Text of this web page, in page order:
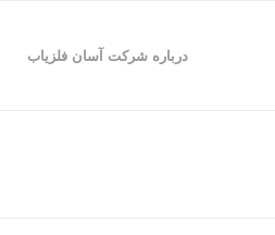
درباره شرکت آسان فلزیاب